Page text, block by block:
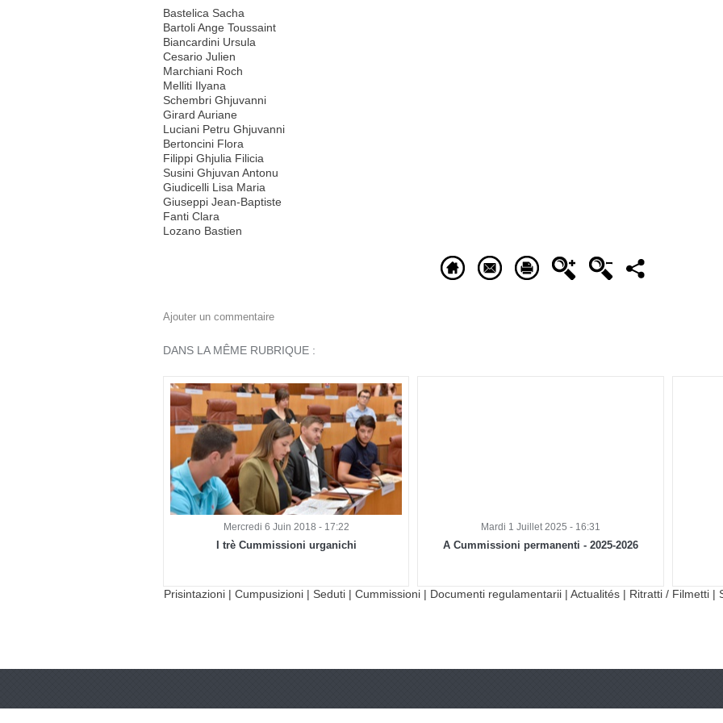
Bastelica Sacha
Bartoli Ange Toussaint
Biancardini Ursula
Cesario Julien
Marchiani Roch
Melliti Ilyana
Schembri Ghjuvanni
Girard Auriane
Luciani Petru Ghjuvanni
Bertoncini Flora
Filippi Ghjulia Filicia
Susini Ghjuvan Antonu
Giudicelli Lisa Maria
Giuseppi Jean-Baptiste
Fanti Clara
Lozano Bastien
Ajouter un commentaire
DANS LA MÊME RUBRIQUE :
Mercredi 6 Juin 2018 - 17:22
I trè Cummissioni urganichi
Mardi 1 Juillet 2025 - 16:31
A Cummissioni permanenti - 2025-2026
Prisintazioni | Cumpusizioni | Seduti | Cummissioni | Documenti regulamentarii | Actualités | Ritratti / Filmetti |